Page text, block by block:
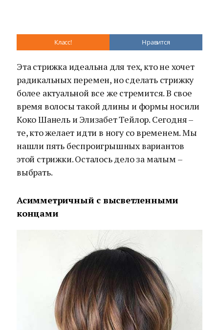
Класс! Нравится
Эта стрижка идеальна для тех, кто не хочет
радикальных перемен, но сделать стрижку
более актуальной все же стремится. В свое
время волосы такой длины и формы носили
Коко Шанель и Элизабет Тейлор. Сегодня –
те, кто желает идти в ногу со временем. Мы
нашли пять беспроигрышных вариантов
этой стрижки. Осталось дело за малым –
выбрать.
Асимметричный с высветленными
концами